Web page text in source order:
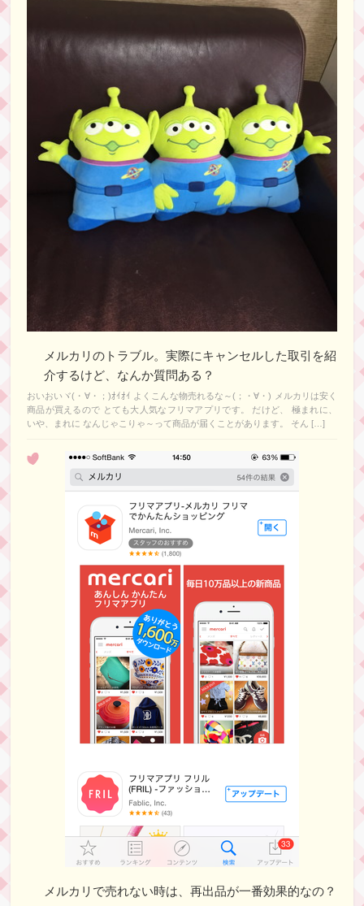
メルカリのトラブル。実際にキャンセルした取引を紹
介するけど、なんか質問ある？
おいおいヾ(・∀・；)ｵｲｵｲ よくこんな物売れるな～(；・∀・) メルカリは安く
商品が買えるので とても大人気なフリマアプリです。 だけど、 極まれに、
いや、まれに なんじゃこりゃ～って商品が届くことがあります。 そん […]
メルカリで売れない時は、再出品が一番効果的なの？